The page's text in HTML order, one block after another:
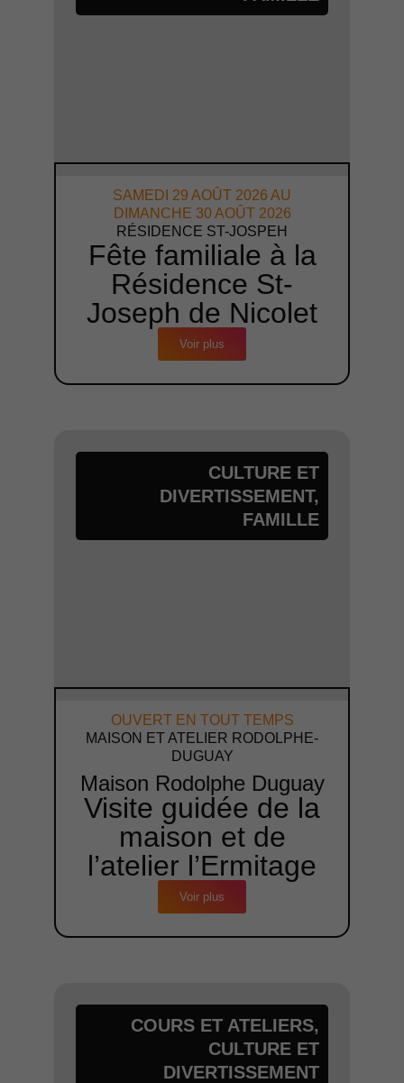
SAMEDI 29 AOÛT 2026 AU
DIMANCHE 30 AOÛT 2026
RÉSIDENCE ST-JOSPEH
Fête familiale à la
Résidence St-
Joseph de Nicolet
Voir plus
CULTURE ET
DIVERTISSEMENT,
FAMILLE
OUVERT EN TOUT TEMPS
MAISON ET ATELIER RODOLPHE-
DUGUAY
Maison Rodolphe Duguay
Visite guidée de la
maison et de
l’atelier l’Ermitage
Voir plus
COURS ET ATELIERS,
CULTURE ET
DIVERTISSEMENT